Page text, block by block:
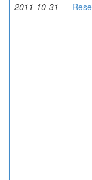
2011-10-31